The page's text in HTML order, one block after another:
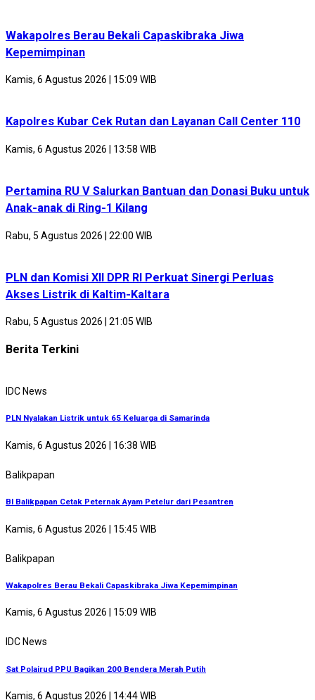
Wakapolres Berau Bekali Capaskibraka Jiwa
Kepemimpinan
Kamis, 6 Agustus 2026 | 15:09 WIB
Kapolres Kubar Cek Rutan dan Layanan Call Center 110
Kamis, 6 Agustus 2026 | 13:58 WIB
Pertamina RU V Salurkan Bantuan dan Donasi Buku untuk
Anak-anak di Ring-1 Kilang
Rabu, 5 Agustus 2026 | 22:00 WIB
PLN dan Komisi XII DPR RI Perkuat Sinergi Perluas
Akses Listrik di Kaltim-Kaltara
Rabu, 5 Agustus 2026 | 21:05 WIB
Berita Terkini
IDC News
PLN Nyalakan Listrik untuk 65 Keluarga di Samarinda
Kamis, 6 Agustus 2026 | 16:38 WIB
Balikpapan
BI Balikpapan Cetak Peternak Ayam Petelur dari Pesantren
Kamis, 6 Agustus 2026 | 15:45 WIB
Balikpapan
Wakapolres Berau Bekali Capaskibraka Jiwa Kepemimpinan
Kamis, 6 Agustus 2026 | 15:09 WIB
IDC News
Sat Polairud PPU Bagikan 200 Bendera Merah Putih
Kamis, 6 Agustus 2026 | 14:44 WIB